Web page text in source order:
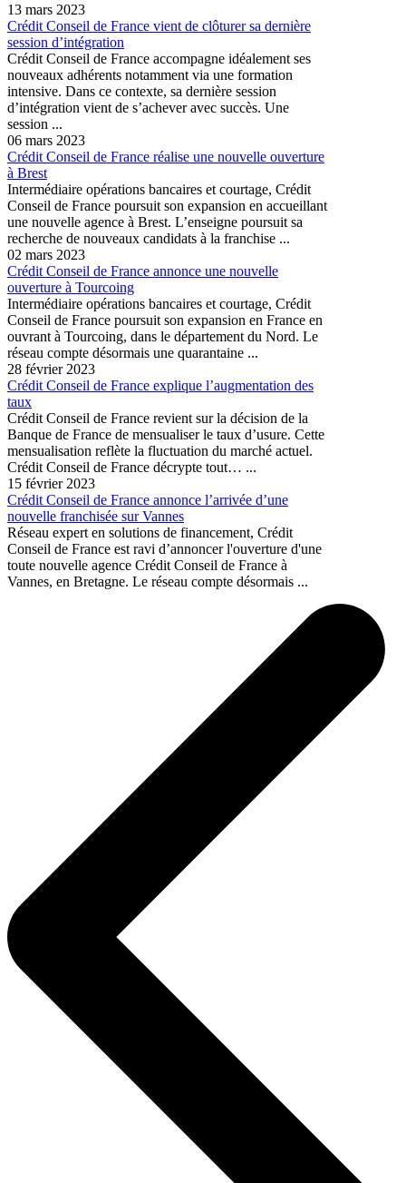
13 mars 2023
Crédit Conseil de France vient de clôturer sa dernière
session d’intégration
Crédit Conseil de France accompagne idéalement ses
nouveaux adhérents notamment via une formation
intensive. Dans ce contexte, sa dernière session
d’intégration vient de s’achever avec succès. Une
session ...
06 mars 2023
Crédit Conseil de France réalise une nouvelle ouverture
à Brest
Intermédiaire opérations bancaires et courtage, Crédit
Conseil de France poursuit son expansion en accueillant
une nouvelle agence à Brest. L’enseigne poursuit sa
recherche de nouveaux candidats à la franchise ...
02 mars 2023
Crédit Conseil de France annonce une nouvelle
ouverture à Tourcoing
Intermédiaire opérations bancaires et courtage, Crédit
Conseil de France poursuit son expansion en France en
ouvrant à Tourcoing, dans le département du Nord. Le
réseau compte désormais une quarantaine ...
28 février 2023
Crédit Conseil de France explique l’augmentation des
taux
Crédit Conseil de France revient sur la décision de la
Banque de France de mensualiser le taux d’usure. Cette
mensualisation reflète la fluctuation du marché actuel.
Crédit Conseil de France décrypte tout… ...
15 février 2023
Crédit Conseil de France annonce l’arrivée d’une
nouvelle franchisée sur Vannes
Réseau expert en solutions de financement, Crédit
Conseil de France est ravi d’annoncer l'ouverture d'une
toute nouvelle agence Crédit Conseil de France à
Vannes, en Bretagne. Le réseau compte désormais ...